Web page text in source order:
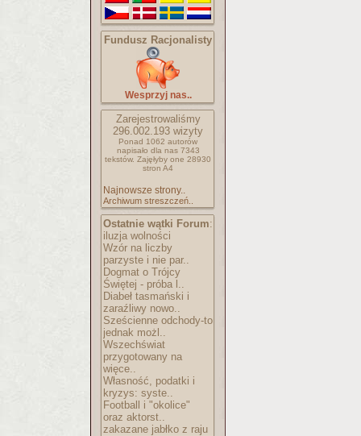
Fundusz Racjonalisty
Wesprzyj nas..
Zarejestrowaliśmy
296.002.193 wizyty
Ponad 1062 autorów
napisało dla nas 7343
tekstów. Zajęłyby one 28930
stron A4
Najnowsze strony..
Archiwum streszczeń..
Ostatnie wątki Forum:
iluzja wolności
Wzór na liczby
parzyste i nie par..
Dogmat o Trójcy
Świętej - próba l..
Diabeł tasmański i
zaraźliwy nowo..
Sześcienne odchody-to
jednak możl..
Wszechświat
przygotowany na
więce..
Własność, podatki i
kryzys: syste..
Football i "okolice"
oraz aktorst..
zakazane jabłko z raju